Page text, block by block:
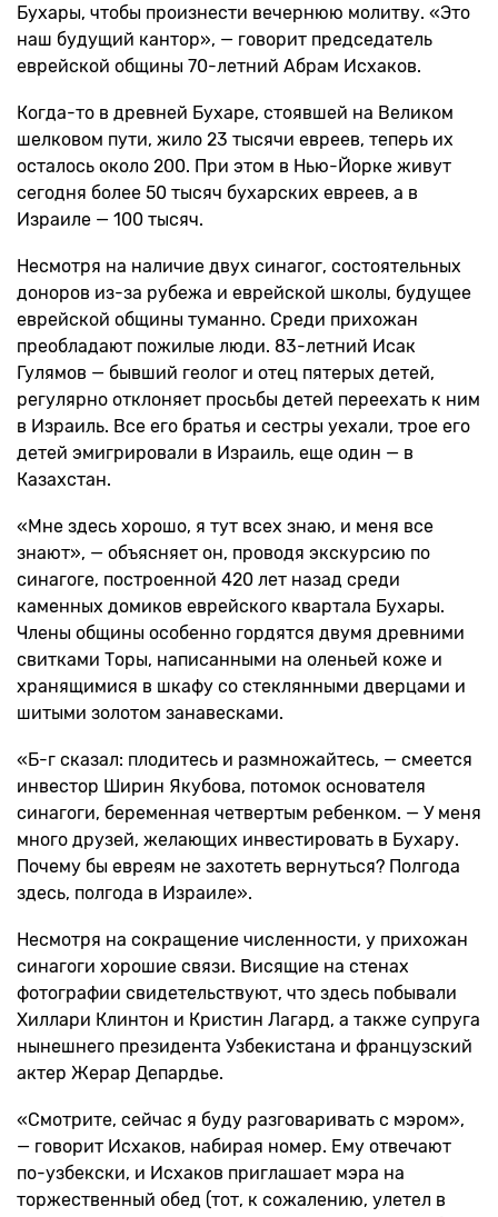
Бухары, чтобы произнести вечернюю молитву. «Это
наш будущий кантор», — говорит председатель
еврейской общины 70-летний Абрам Исхаков.
Когда-то в древней Бухаре, стоявшей на Великом
шелковом пути, жило 23 тысячи евреев, теперь их
осталось около 200. При этом в Нью-Йорке живут
сегодня более 50 тысяч бухарских евреев, а в
Израиле — 100 тысяч.
Несмотря на наличие двух синагог, состоятельных
доноров из-за рубежа и еврейской школы, будущее
еврейской общины туманно. Среди прихожан
преобладают пожилые люди. 83-летний Исак
Гулямов — бывший геолог и отец пятерых детей,
регулярно отклоняет просьбы детей переехать к ним
в Израиль. Все его братья и сестры уехали, трое его
детей эмигрировали в Израиль, еще один — в
Казахстан.
«Мне здесь хорошо, я тут всех знаю, и меня все
знают», — объясняет он, проводя экскурсию по
синагоге, построенной 420 лет назад среди
каменных домиков еврейского квартала Бухары.
Члены общины особенно гордятся двумя древними
свитками Торы, написанными на оленьей коже и
хранящимися в шкафу со стеклянными дверцами и
шитыми золотом занавесками.
«Б-г сказал: плодитесь и размножайтесь, — смеется
инвестор Ширин Якубова, потомок основателя
синагоги, беременная четвертым ребенком. — У меня
много друзей, желающих инвестировать в Бухару.
Почему бы евреям не захотеть вернуться? Полгода
здесь, полгода в Израиле».
Несмотря на сокращение численности, у прихожан
синагоги хорошие связи. Висящие на стенах
фотографии свидетельствуют, что здесь побывали
Хиллари Клинтон и Кристин Лагард, а также супруга
нынешнего президента Узбекистана и французский
актер Жерар Депардье.
«Смотрите, сейчас я буду разговаривать с мэром»,
— говорит Исхаков, набирая номер. Ему отвечают
по-узбекски, и Исхаков приглашает мэра на
торжественный обед (тот, к сожалению, улетел в